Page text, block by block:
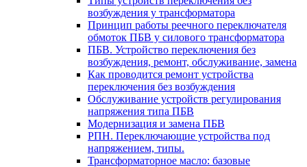
возбуждения у трансформатора
Принцип работы реечного переключателя
обмоток ПБВ у силового трансформатора
ПБВ. Устройство переключения без
возбуждения, ремонт, обслуживание, замена
Как проводится ремонт устройства
переключения без возбуждения
Обслуживание устройств регулирования
напряжения типа ПБВ
Модернизация и замена ПБВ
РПН. Переключающие устройства под
напряжением, типы.
Трансформаторное масло: базовые